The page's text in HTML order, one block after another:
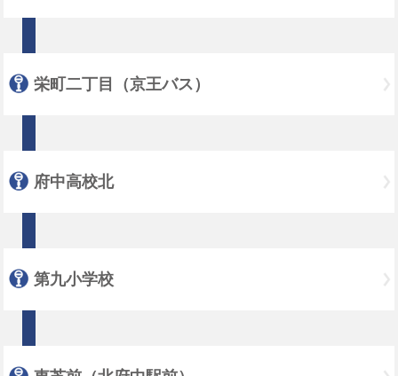
栄町二丁目（京王バス）
府中高校北
第九小学校